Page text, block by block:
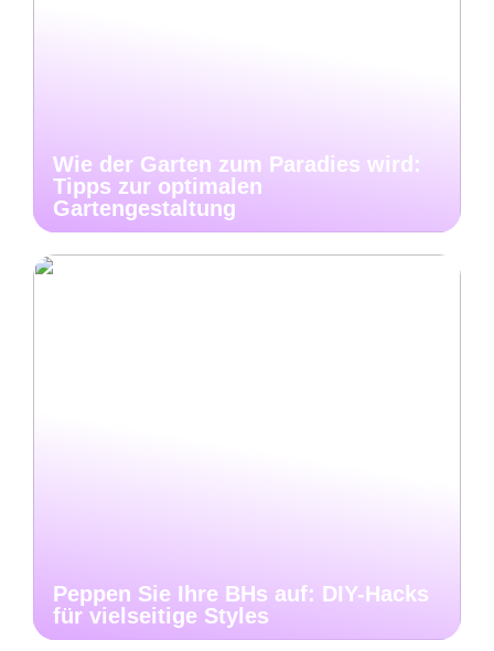
Wie der Garten zum Paradies wird:
Tipps zur optimalen
Gartengestaltung
Peppen Sie Ihre BHs auf: DIY-Hacks
für vielseitige Styles